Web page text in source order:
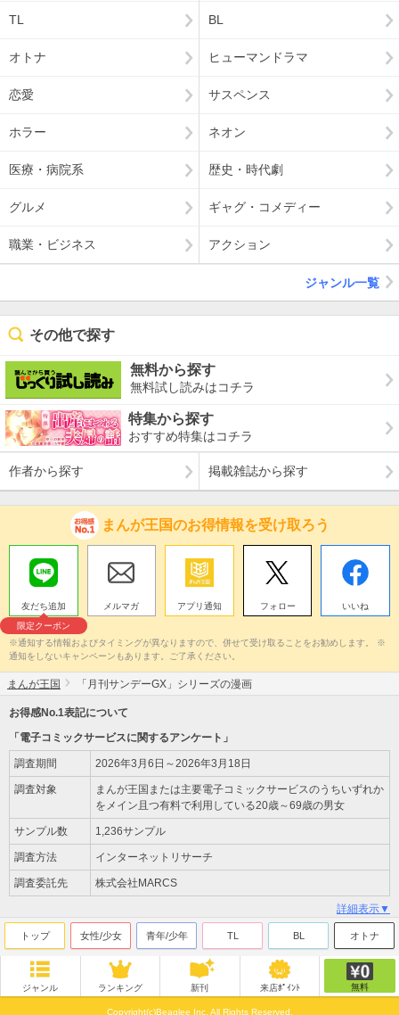
TL BL
オトナ ヒューマンドラマ
恋愛 サスペンス
ホラー ネオン
医療・病院系 歴史・時代劇
グルメ ギャグ・コメディー
職業・ビジネス アクション
ジャンル一覧
その他で探す
無料から探す
無料試し読みはコチラ
特集から探す
おすすめ特集はコチラ
作者から探す 掲載雑誌から探す
まんが王国のお得情報を受け取ろう
友だち追加
限定クーポン
メルマガ アプリ通知 フォロー いいね
※通知する情報およびタイミングが異なりますので、併せて受け取ることをお勧めします。 ※
通知をしないキャンペーンもあります。ご了承ください。
まんが王国 「月刊サンデーGX」シリーズの漫画
お得感No.1表記について
「電子コミックサービスに関するアンケート」
調査期間 2026年3月6日～2026年3月18日
調査対象
まんが王国または主要電子コミックサービスのうちいずれか
をメイン且つ有料で利用している20歳～69歳の男女
サンプル数 1,236サンプル
調査方法 インターネットリサーチ
調査委託先 株式会社MARCS
詳細表示▼
トップ 女性/少女 青年/少年 TL BL オトナ
ジャンル ランキング 新刊 来店ﾎﾟｲﾝﾄ 無料
Copyright(c)Beaglee Inc. All Rights Reserved.